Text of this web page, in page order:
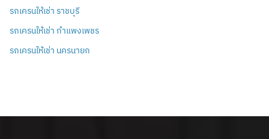
รถเครนให้เช่า ราชบุรี
รถเครนให้เช่า กำแพงเพชร
รถเครนให้เช่า นครนายก